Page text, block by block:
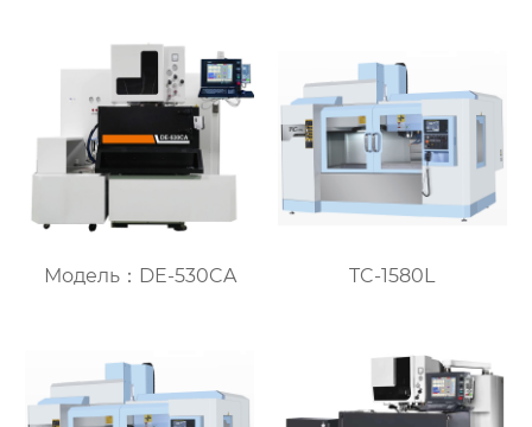
Модель：DE-530CA TC-1580L